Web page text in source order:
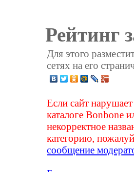
Рейтинг
Для этого
сетях на его
Если сайт
каталоге Bonbone
некорректное
категорию,
сообщение